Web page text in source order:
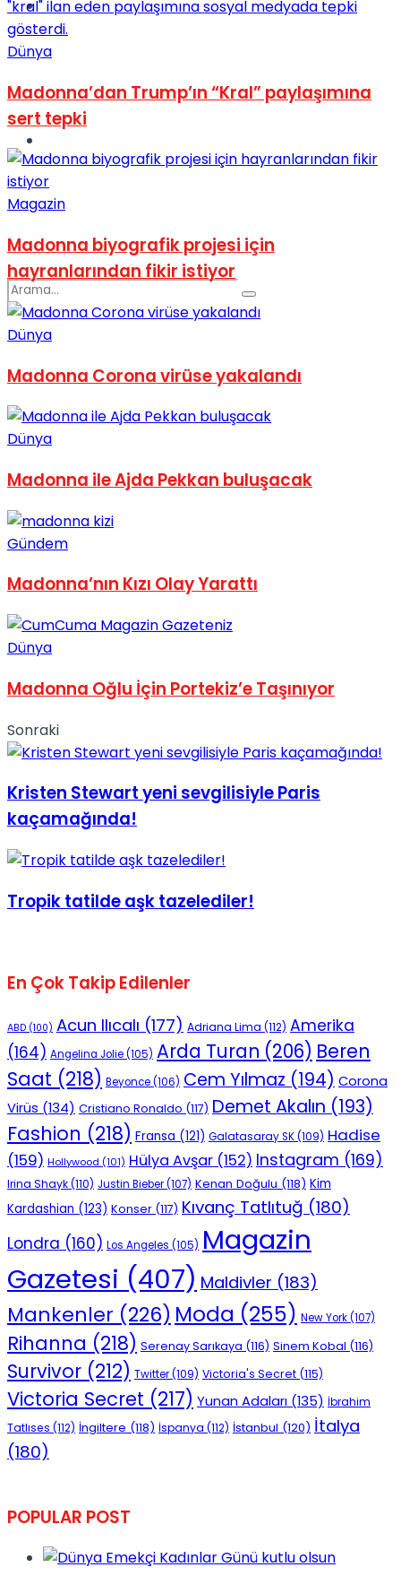
Spor
No Result
Dünya
Madonna’dan Trump’ın “Kral” paylaşımına
sert tepki
Magazin
Madonna biyografik projesi için
hayranlarından fikir istiyor
Dünya
Madonna Corona virüse yakalandı
Dünya
Madonna ile Ajda Pekkan buluşacak
Gündem
Madonna’nın Kızı Olay Yarattı
Dünya
Madonna Oğlu İçin Portekiz’e Taşınıyor
Sonraki
Kristen Stewart yeni sevgilisiyle Paris
kaçamağında!
Tropik tatilde aşk tazelediler!
En Çok Takip Edilenler
ABD (100) Acun Ilıcalı (177) Adriana Lima (112) Amerika
(164) Angelina Jolie(105) Arda Turan (206) Beren
Saat (218) Beyonce(106) Cem Yılmaz (194) Corona
Virüs (134) Cristiano Ronaldo (117) Demet Akalın (193)
Fashion (218) Fransa (121) Galatasaray SK(109) Hadise
(159) Hollywood (101) Hülya Avşar (152) Instagram (169)
Irina Shayk(110) Justin Bieber(107) Kenan Doğulu (118) Kim
Kardashian (123) Konser (117) Kıvanç Tatlıtuğ (180)
Londra (160) Los Angeles (105) Magazin
Gazetesi (407) Maldivler (183)
Mankenler (226) Moda (255) New York(107)
Rihanna (218) Serenay Sarıkaya (116) Sinem Kobal (116)
Survivor (212) Twitter(109) Victoria's Secret (115)
Victoria Secret (217) Yunan Adaları (135) İbrahim
Tatlıses (112) İngiltere (118) İspanya (112) İstanbul (120) İtalya
(180)
POPULAR POST